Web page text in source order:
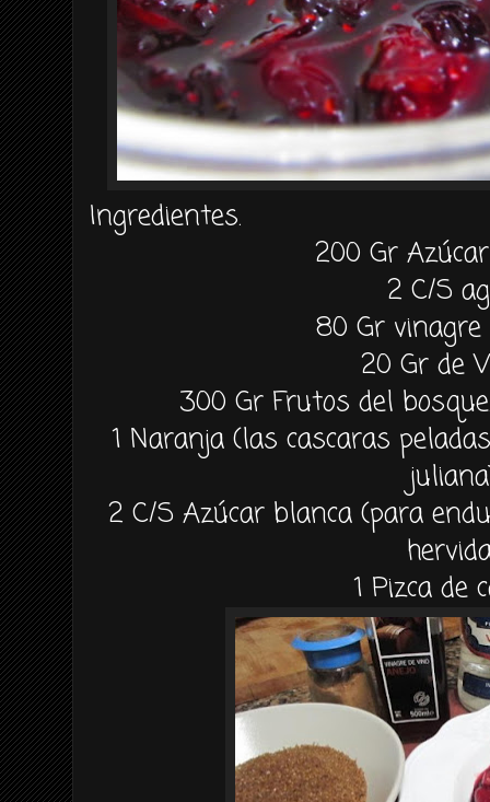
Ingredientes.
200 Gr
2 C/S
80 Gr
20 Gr de
300 Gr Frutos del
1 Naranja (las cascaras
2 C/S Azúcar blanca (para
1 Pizca de